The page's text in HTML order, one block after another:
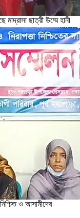
ছাত্রী উম্মে হানী
ও আসামীদের